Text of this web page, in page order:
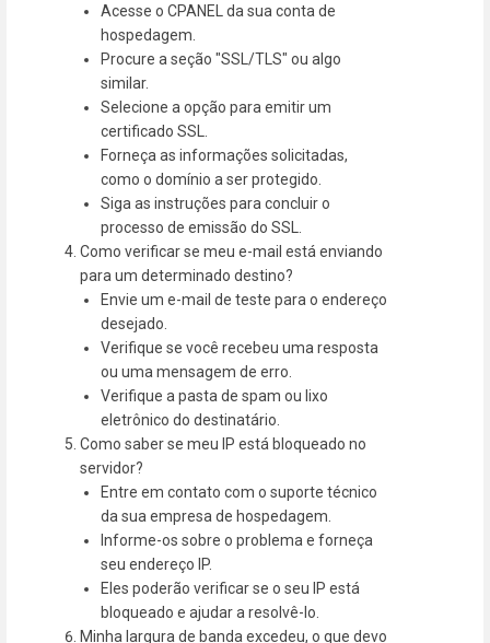
Acesse o CPANEL da sua conta de
hospedagem.
Procure a seção "SSL/TLS" ou algo
similar.
Selecione a opção para emitir um
certificado SSL.
Forneça as informações solicitadas,
como o domínio a ser protegido.
Siga as instruções para concluir o
processo de emissão do SSL.
Como verificar se meu e-mail está enviando
para um determinado destino?
Envie um e-mail de teste para o endereço
desejado.
Verifique se você recebeu uma resposta
ou uma mensagem de erro.
Verifique a pasta de spam ou lixo
eletrônico do destinatário.
Como saber se meu IP está bloqueado no
servidor?
Entre em contato com o suporte técnico
da sua empresa de hospedagem.
Informe-os sobre o problema e forneça
seu endereço IP.
Eles poderão verificar se o seu IP está
bloqueado e ajudar a resolvê-lo.
Minha largura de banda excedeu, o que devo